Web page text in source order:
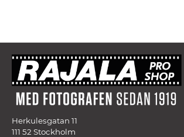
Herkulesgatan 11
111 52 Stockholm